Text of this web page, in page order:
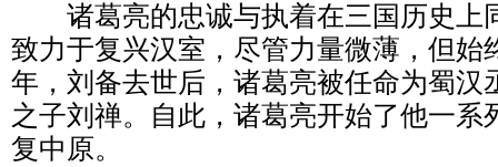
诸葛亮的忠诚与执着在三国历史上
致力于复兴汉室，尽管力量微薄，但始
年，刘备去世后，诸葛亮被任命为蜀汉
之子刘禅。自此，诸葛亮开始了他一系
复中原。